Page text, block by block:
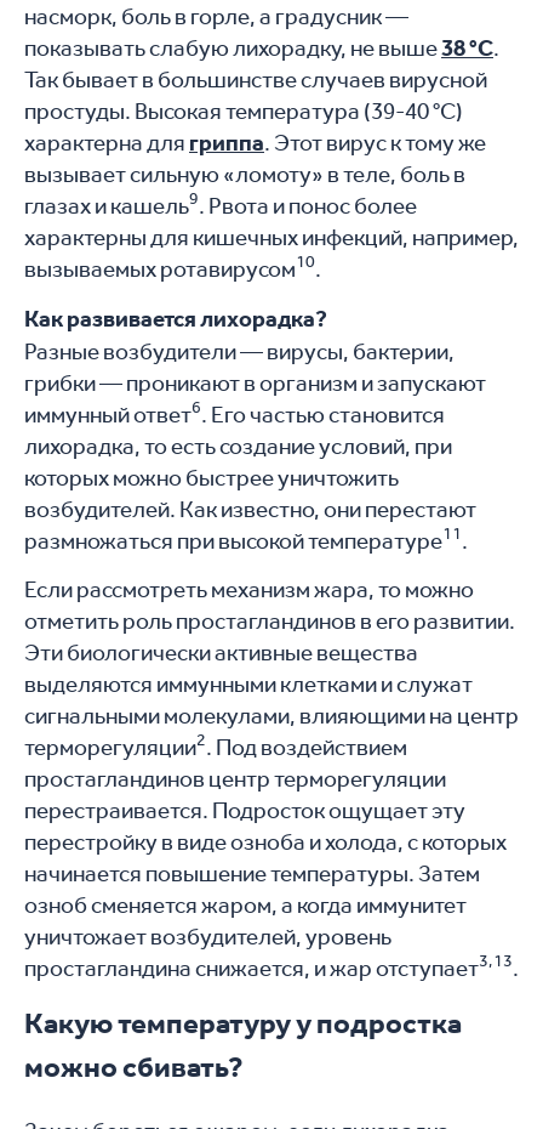
насморк, боль в горле, а градусник —
показывать слабую лихорадку, не выше38 °C.
Так бывает в большинстве случаев вирусной
простуды. Высокая температура (39-40 °C)
характерна для гриппа. Этот вирус к тому же
вызывает сильную «ломоту» в теле, боль в
глазах и кашель9. Рвота и понос более
характерны для кишечных инфекций, например,
вызываемых ротавирусом10.
Как развивается лихорадка?
Разные возбудители — вирусы, бактерии,
грибки — проникают в организм и запускают
иммунный ответ6. Его частью становится
лихорадка, то есть создание условий, при
которых можно быстрее уничтожить
возбудителей. Как известно, они перестают
размножаться при высокой температуре11.
Если рассмотреть механизм жара, то можно
отметить роль простагландинов в его развитии.
Эти биологически активные вещества
выделяются иммунными клетками и служат
сигнальными молекулами, влияющими на центр
терморегуляции2. Под воздействием
простагландинов центр терморегуляции
перестраивается. Подросток ощущает эту
перестройку в виде озноба и холода, с которых
начинается повышение температуры. Затем
озноб сменяется жаром, а когда иммунитет
уничтожает возбудителей, уровень
простагландина снижается, и жар отступает3,13.
Какую температуру у подростка
можно сбивать?